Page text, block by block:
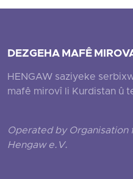
DEZGEHA MAFÊ
HENGAW saziyeke
mafê mirovî li Kurdistan û
Operated by Organisation
Hengaw e.V.